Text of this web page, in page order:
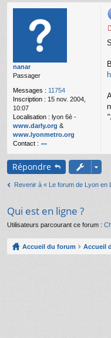
s
nanar
Passager
Messages : 11754
Inscription : 15 nov. 2004,
10:07
Localisation : lyon 6è -
www.darly.org &
www.lyonmetro.org
Contact :
o
nt
ac
r
n
ar
Répondre
Revenir à « Le forum de Lyon en
Qui est en ligne ?
Utilisateurs parcourant ce forum :
Accueil du forum Accueil